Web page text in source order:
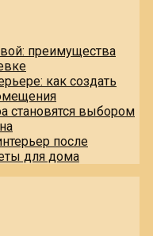
преимущества
как создать
становятся выбором
после
для дома